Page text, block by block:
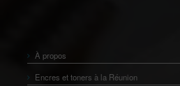
À propos
Encres et toners à la Réunion